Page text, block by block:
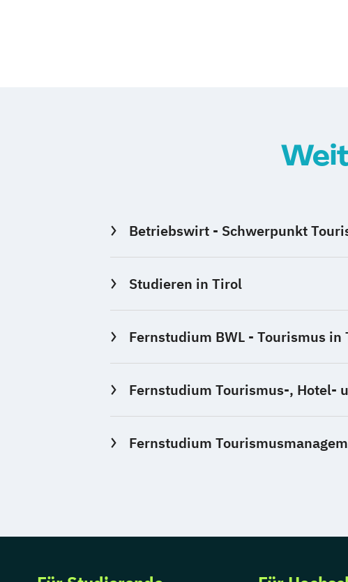
Betriebswirt - Schwerpunkt
Studieren in Tirol
Fernstudium BWL - Tourismus
Fernstudium Tourismus-, Hotel-
Fernstudium